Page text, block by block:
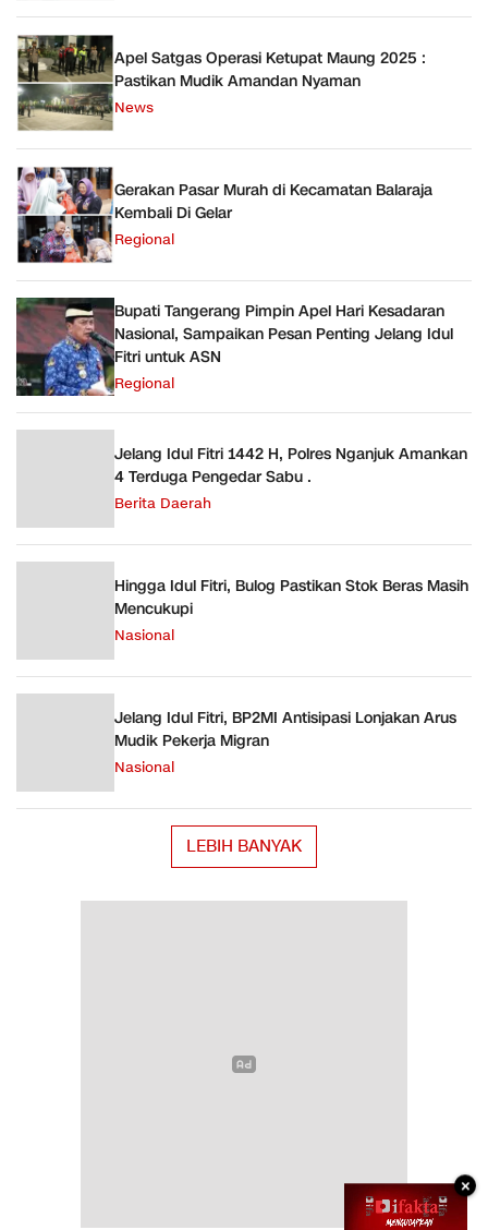
Apel Satgas Operasi Ketupat Maung 2025 :
Pastikan Mudik Amandan Nyaman
News
Gerakan Pasar Murah di Kecamatan Balaraja
Kembali Di Gelar
Regional
Bupati Tangerang Pimpin Apel Hari Kesadaran
Nasional, Sampaikan Pesan Penting Jelang Idul
Fitri untuk ASN
Regional
Jelang Idul Fitri 1442 H, Polres Nganjuk Amankan
4 Terduga Pengedar Sabu .
Berita Daerah
Hingga Idul Fitri, Bulog Pastikan Stok Beras Masih
Mencukupi
Nasional
Jelang Idul Fitri, BP2MI Antisipasi Lonjakan Arus
Mudik Pekerja Migran
Nasional
LEBIH BANYAK
×